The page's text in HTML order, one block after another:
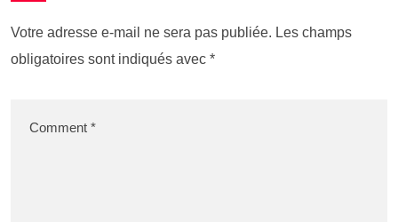
Votre adresse e-mail ne sera pas publiée. Les champs
obligatoires sont indiqués avec *